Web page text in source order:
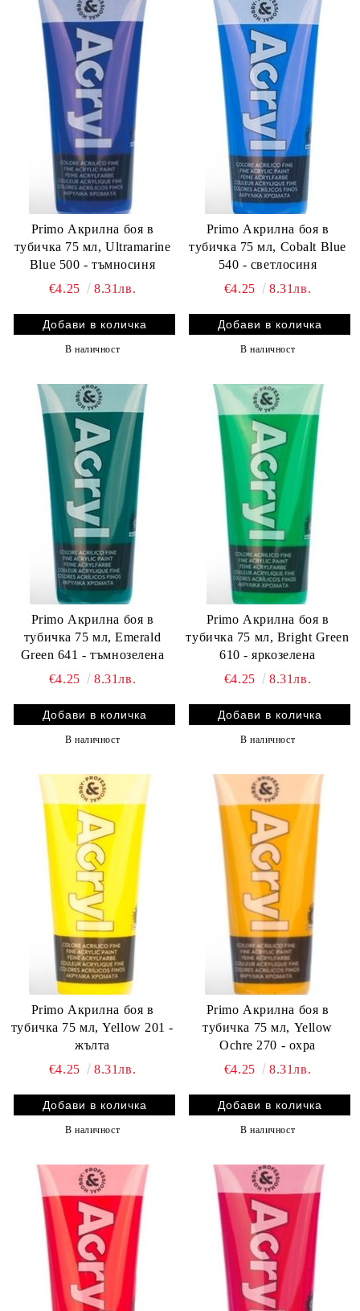
Primo Акрилна боя в
тубичка 75 мл, Ultramarine
Blue 500 - тъмносиня
€4.25
8.31лв.
В наличност
Primo Акрилна боя в
тубичка 75 мл, Cobalt Blue
540 - светлосиня
€4.25
8.31лв.
В наличност
Primo Акрилна боя в
тубичка 75 мл, Emerald
Green 641 - тъмнозелена
€4.25
8.31лв.
В наличност
Primo Акрилна боя в
тубичка 75 мл, Bright Green
610 - яркозелена
€4.25
8.31лв.
В наличност
Primo Акрилна боя в
тубичка 75 мл, Yellow 201 -
жълта
€4.25
8.31лв.
В наличност
Primo Акрилна боя в
тубичка 75 мл, Yellow
Ochre 270 - охра
€4.25
8.31лв.
В наличност